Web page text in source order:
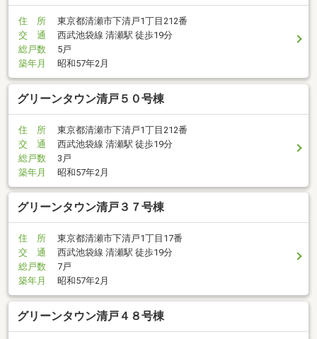
住 所
東京都清瀬市下清戸1丁目212番
交 通
西武池袋線 清瀬駅 徒歩19分
総戸数
5戸
築年月
昭和57年2月
グリーンタウン清戸５０号棟
住 所
東京都清瀬市下清戸1丁目212番
交 通
西武池袋線 清瀬駅 徒歩19分
総戸数
3戸
築年月
昭和57年2月
グリーンタウン清戸３７号棟
住 所
東京都清瀬市下清戸1丁目17番
交 通
西武池袋線 清瀬駅 徒歩19分
総戸数
7戸
築年月
昭和57年2月
グリーンタウン清戸４８号棟